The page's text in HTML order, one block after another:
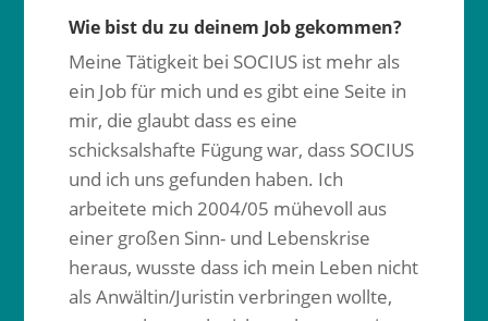
Wie bist du zu deinem Job gekommen?
Meine Tätigkeit bei SOCIUS ist mehr als
ein Job für mich und es gibt eine Seite in
mir, die glaubt dass es eine
schicksalshafte Fügung war, dass SOCIUS
und ich uns gefunden haben. Ich
arbeitete mich 2004/05 mühevoll aus
einer großen Sinn- und Lebenskrise
heraus, wusste dass ich mein Leben nicht
als Anwältin/Juristin verbringen wollte,